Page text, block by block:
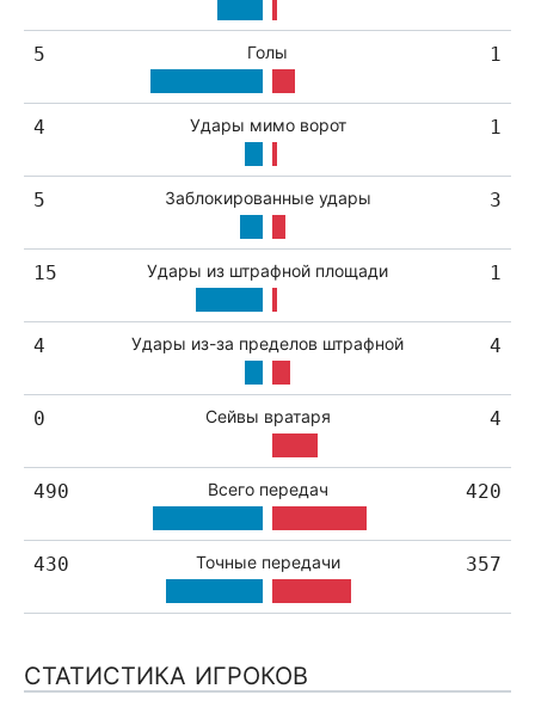
5 Голы 1
4 Удары мимо ворот 1
5 Заблокированные удары 3
15 Удары из штрафной площади 1
4 Удары из-за пределов штрафной 4
0 Сейвы вратаря 4
490 Всего передач 420
430 Точные передачи 357
СТАТИСТИКА ИГРОКОВ